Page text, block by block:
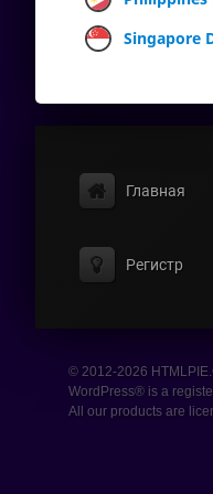
Singapore
Главная
Регистр
© 2012-2026
WordPress® is a
All our products are